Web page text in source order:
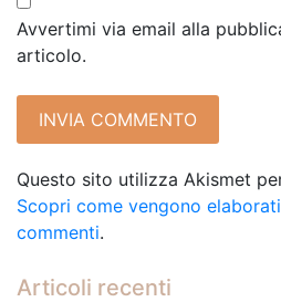
Avvertimi via email alla
articolo.
Questo sito utilizza Akismet
Scopri come vengono
commenti.
Articoli recenti